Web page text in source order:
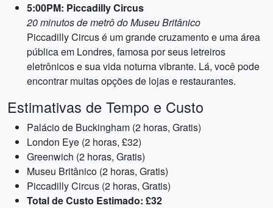
5:00PM: Piccadilly Circus
20 minutos de metrô do Museu Britânico
Piccadilly Circus é um grande cruzamento e uma área
pública em Londres, famosa por seus letreiros
eletrônicos e sua vida noturna vibrante. Lá, você pode
encontrar muitas opções de lojas e restaurantes.
Estimativas de Tempo e Custo
Palácio de Buckingham (2 horas, Gratis)
London Eye (2 horas, £32)
Greenwich (2 horas, Gratis)
Museu Britânico (2 horas, Gratis)
Piccadilly Circus (2 horas, Gratis)
Total de Custo Estimado: £32